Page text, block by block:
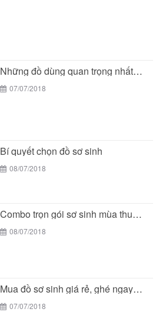
Những đồ dùng quan trọng nhất trong giỏ đồ...
07/07/2018
Bí quyết chọn đồ sơ sinh
08/07/2018
Combo trọn gói sơ sinh mùa thu siêu tiết...
08/07/2018
Mua đồ sơ sinh giá rẻ, ghé ngay Bé...
07/07/2018